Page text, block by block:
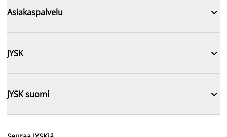
Asiakaspalvelu 
JYSK 
JYSK suomi 